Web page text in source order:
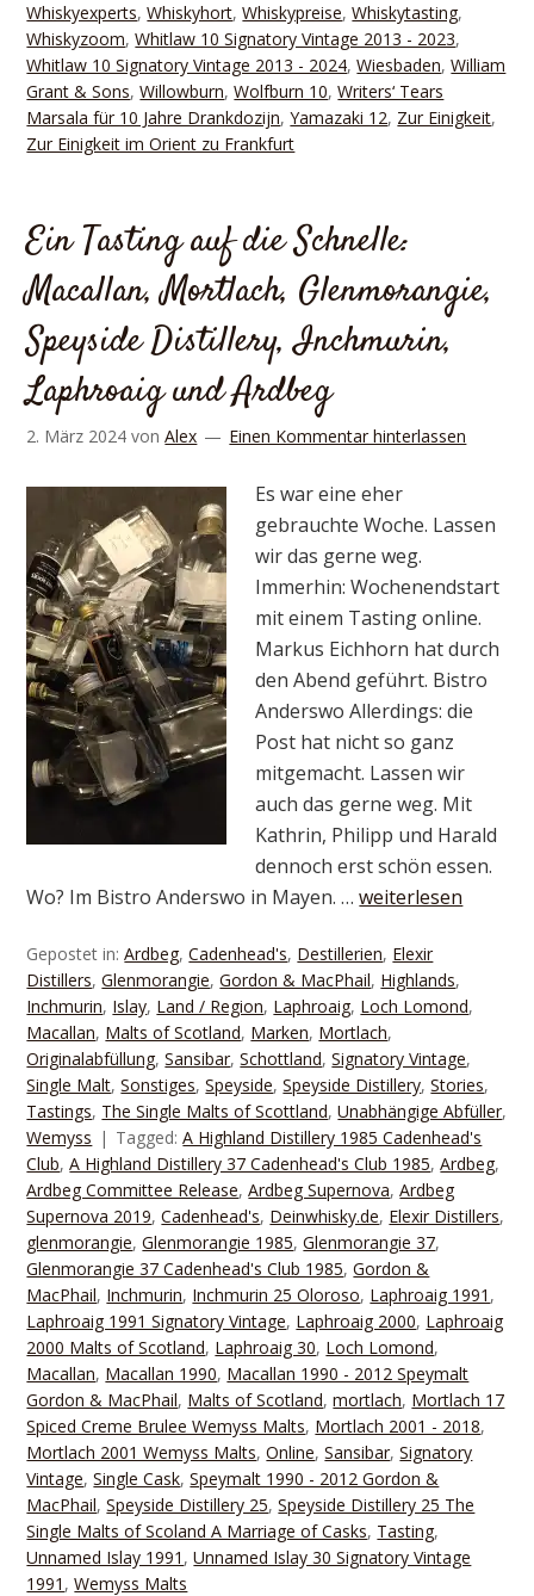
Whiskyexperts,Whiskyhort,Whiskypreise,Whiskytasting,
Whiskyzoom,Whitlaw 10 Signatory Vintage 2013 - 2023,
Whitlaw 10 Signatory Vintage 2013 - 2024,Wiesbaden,William
Grant & Sons,Willowburn,Wolfburn 10,Writers‘ Tears
Marsala für 10 Jahre Drankdozijn,Yamazaki 12, Zur Einigkeit,
Zur Einigkeit im Orient zu Frankfurt
Ein Tasting auf die Schnelle:
Macallan, Mortlach, Glenmorangie,
Speyside Distillery, Inchmurin,
Laphroaig und Ardbeg
2. März 2024 vonAlex Einen Kommentar hinterlassen
Es war eine eher
gebrauchte Woche. Lassen
wir das gerne weg.
Immerhin: Wochenendstart
mit einem Tasting online.
Markus Eichhorn hat durch
den Abend geführt. Bistro
Anderswo Allerdings: die
Post hat nicht so ganz
mitgemacht. Lassen wir
auch das gerne weg. Mit
Kathrin, Philipp und Harald
dennoch erst schön essen.
Wo? Im Bistro Anderswo in Mayen. …weiterlesen
Gepostet in:Ardbeg,Cadenhead's, Destillerien, Elexir
Distillers,Glenmorangie,Gordon & MacPhail, Highlands,
Inchmurin, Islay, Land / Region, Laphroaig, Loch Lomond,
Macallan, Malts of Scotland, Marken, Mortlach,
Originalabfüllung,Sansibar,Schottland,Signatory Vintage,
Single Malt,Sonstiges,Speyside,Speyside Distillery,Stories,
Tastings, The Single Malts of Scottland,Unabhängige Abfüller,
Wemyss
Tagged:A Highland Distillery 1985 Cadenhead's
Club,A Highland Distillery 37 Cadenhead's Club 1985,Ardbeg,
Ardbeg Committee Release,Ardbeg Supernova,Ardbeg
Supernova 2019,Cadenhead's, Deinwhisky.de, Elexir Distillers,
glenmorangie,Glenmorangie 1985,Glenmorangie 37,
Glenmorangie 37 Cadenhead's Club 1985,Gordon &
MacPhail, Inchmurin, Inchmurin 25 Oloroso, Laphroaig 1991 ,
Laphroaig 1991 Signatory Vintage, Laphroaig 2000, Laphroaig
2000 Malts of Scotland, Laphroaig 30, Loch Lomond,
Macallan, Macallan 1990, Macallan 1990 - 2012 Speymalt
Gordon & MacPhail, Malts of Scotland,mortlach, Mortlach 17
Spiced Creme Brulee Wemyss Malts, Mortlach 2001 - 2018,
Mortlach 2001 Wemyss Malts,Online,Sansibar,Signatory
Vintage,Single Cask,Speymalt 1990 - 2012 Gordon &
MacPhail,Speyside Distillery 25,Speyside Distillery 25 The
Single Malts of Scoland A Marriage of Casks, Tasting,
Unnamed Islay 1991 ,Unnamed Islay 30 Signatory Vintage
1991 ,Wemyss Malts